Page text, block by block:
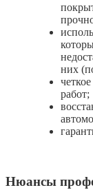
них
работ;
Нюансы